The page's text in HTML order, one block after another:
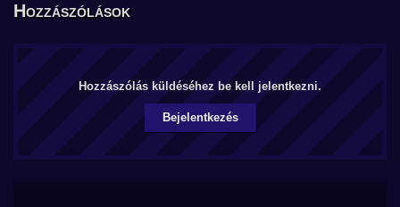
Hozzászólások
Hozzászólás küldéséhez be kell jelentkezni.
Bejelentkezés